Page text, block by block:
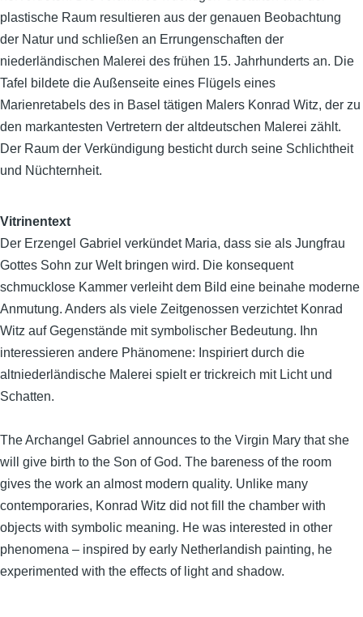
plastische Raum resultieren aus der genauen Beobachtung
der Natur und schließen an Errungenschaften der
niederländischen Malerei des frühen 15. Jahrhunderts an. Die
Tafel bildete die Außenseite eines Flügels eines
Marienretabels des in Basel tätigen Malers Konrad Witz, der zu
den markantesten Vertretern der altdeutschen Malerei zählt.
Der Raum der Verkündigung besticht durch seine Schlichtheit
und Nüchternheit.
Vitrinentext
Der Erzengel Gabriel verkündet Maria, dass sie als Jungfrau
Gottes Sohn zur Welt bringen wird. Die konsequent
schmucklose Kammer verleiht dem Bild eine beinahe moderne
Anmutung. Anders als viele Zeitgenossen verzichtet Konrad
Witz auf Gegenstände mit symbolischer Bedeutung. Ihn
interessieren andere Phänomene: Inspiriert durch die
altniederländische Malerei spielt er trickreich mit Licht und
Schatten.
The Archangel Gabriel announces to the Virgin Mary that she
will give birth to the Son of God. The bareness of the room
gives the work an almost modern quality. Unlike many
contemporaries, Konrad Witz did not fill the chamber with
objects with symbolic meaning. He was interested in other
phenomena – inspired by early Netherlandish painting, he
experimented with the effects of light and shadow.